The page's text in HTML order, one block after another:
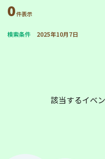
0件表示
検索条件 2025年10月7日
該当するイベ